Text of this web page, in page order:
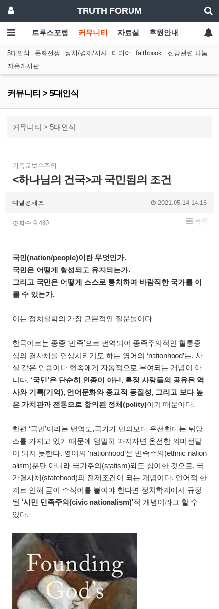
TRUTH FORUM
트루스포럼 커뮤니티 자료실 후원안내
5대인식 문화전쟁 정치/경제/시사 미디어
faithbook : 신앙관련 나눔
자유게시판
커뮤니티 > 5대인식
커뮤니티 > 5대인식
기독교보수주의
<하나님의 건국>과 국민됨의 조건
대녈평세조 2021.05.14 14:16
조회수 9,480 목록
국민(nation/people)이란 무엇인가.
국민은 어떻게 형성되고 유지되는가.
그리고 국민은 어떻게 스스로 통치하며 바람직한 국가를 이
룰 수 있는가.
이는 정치철학의 가장 근본적인 질문들이다.
한국어로는 종종 ‘민족’으로 번역되어 종족주의적인 혈통중
심의 결사체를 연상시키기도 하는 영어의 ‘nationhood’는, 사
실 같은 인종이나 혈족에게 자동적으로 부여되는 개념이 아
니다. ‘국민’은 단순히 인종이 아닌, 특정 사람들의 공유된 역
사와 기록(기억), 언어문화와 종교적 동질성, 그리고 보다 높
은 가치관과 전통으로 합의된 정체(polity)이기 때문이다.
한편 ‘국민’이라는 번역도,국가가 민의보다 우선한다는 뉘앙
스를 가지고 있기 때문에 엄밀히 따지자면 온전한 의미전달
이 되지 못한다. 영어의 ‘nationhood’은 민족주의(ethnic nation
alism)뿐만 아니라 국가주의(statism)와도 상이한 것으로, 국
가결사체(statehood)의 전제조건이 되는 개념이다. 언어적 한
계로 인해 굳이 수식어를 붙여야 한다면 정치학계에서 규정
된 ‘시민 민족주의(civic nationalism)’적 개념이라고 할 수
있다.